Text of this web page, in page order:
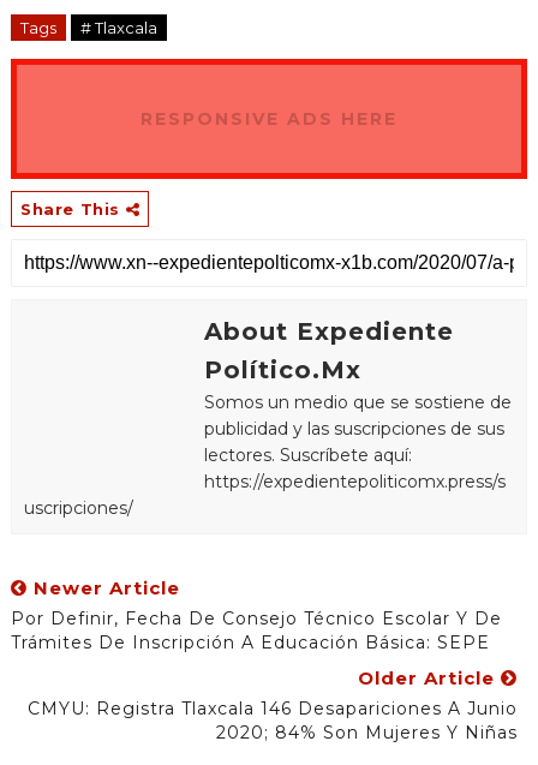
Tags # Tlaxcala
RESPONSIVE ADS HERE
Share This
About Expediente
Político.Mx
Somos un medio que se sostiene de
publicidad y las suscripciones de sus
lectores. Suscríbete aquí:
https://expedientepoliticomx.press/s
uscripciones/
Newer Article
Por Definir, Fecha De Consejo Técnico Escolar Y De
Trámites De Inscripción A Educación Básica: SEPE
Older Article
CMYU: Registra Tlaxcala 146 Desapariciones A Junio
2020; 84% Son Mujeres Y Niñas